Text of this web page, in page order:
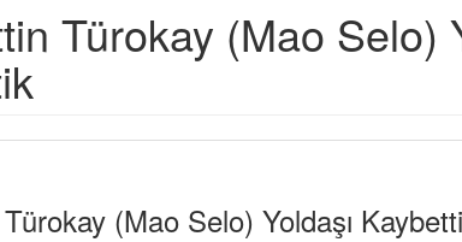
Türokay (Mao Selo)
(Mao Selo) Yoldaşı